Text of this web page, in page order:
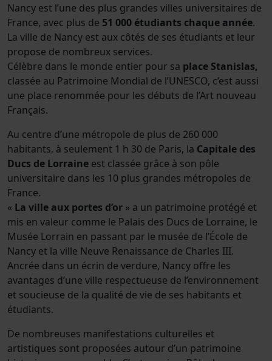
Nancy est l’une des plus grandes villes universitaires de
France, avec plus de 51 000 étudiants chaque année.
La ville de Nancy est aux côtés de ses étudiants et leur
propose de nombreux services.
Célèbre dans le monde entier pour sa place Stanislas,
classée au Patrimoine Mondial de l’UNESCO, c’est aussi
une place renommée pour les débuts de l’Art nouveau
Français.
Au centre d’une métropole de plus de 260 000
habitants, à seulement 1 h 30 de Paris, la Capitale des
Ducs de Lorraine est classée grâce à son pôle
universitaire dans les 10 plus grandes métropoles de
France.
« La ville aux portes d’or » a un patrimoine protégé et
mis en valeur comme le Palais des Ducs de Lorraine, le
Musée Lorrain en passant par le musée de l’École de
Nancy et la ville Neuve Renaissance de Charles III.
Ancrée dans un écrin de verdure, Nancy offre les
avantages d’une ville respectueuse de l’environnement
et soucieuse de la qualité de vie de ses habitants et
étudiants.
De nombreuses manifestations culturelles et
artistiques sont proposées autour d’un patrimoine